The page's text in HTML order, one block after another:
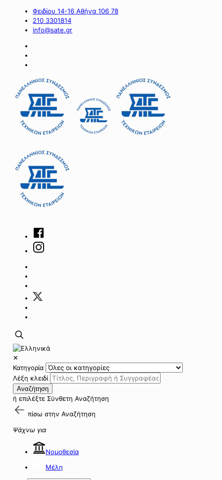
Φειδίου 14-16 Αθήνα 106 78
210 3301814
info@sate.gr
✕
Κατηγορία
Λέξη κλειδί
Αναζήτηση
ή επιλέξτε Σύνθετη Αναζήτηση
πίσω στην Αναζήτηση
Ψάχνω για
Νομοθεσία
Μέλη